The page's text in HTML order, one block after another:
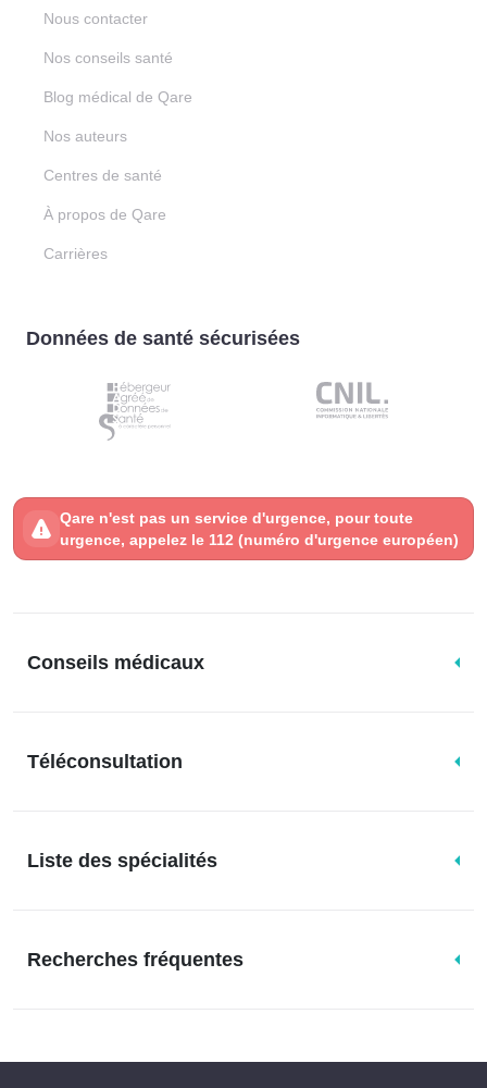
Nous contacter
Nos conseils santé
Blog médical de Qare
Nos auteurs
Centres de santé
À propos de Qare
Carrières
Données de santé sécurisées
Qare n'est pas un service d'urgence, pour toute
urgence, appelez le 112 (numéro d'urgence européen)
Conseils médicaux
Téléconsultation
Liste des spécialités
Recherches fréquentes